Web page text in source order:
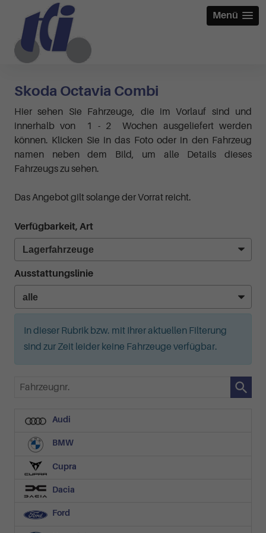
Menü
Skoda Octavia Combi
Hier sehen Sie Fahrzeuge, die im Vorlauf sind und
innerhalb von 1 - 2 Wochen ausgeliefert werden
können. Klicken Sie in das Foto oder in den Fahrzeug
namen neben dem Bild, um alle Details dieses
Fahrzeugs zu sehen.
Das Angebot gilt solange der Vorrat reicht.
Verfügbarkeit, Art
Ausstattungslinie
In dieser Rubrik bzw. mit Ihrer aktuellen Filterung
sind zur Zeit leider keine Fahrzeuge verfügbar.
Fahrzeugnr.
Audi
BMW
Cupra
Dacia
Ford